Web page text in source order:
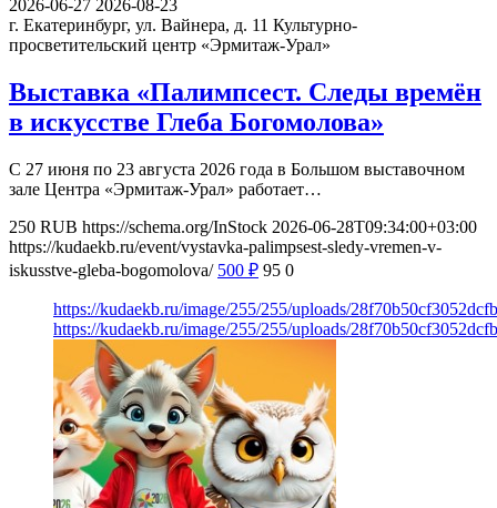
2026-06-27 2026-08-23
г. Екатеринбург, ул. Вайнера, д. 11 Культурно-
просветительский центр «Эрмитаж-Урал»
Выставка «Палимпсест. Следы времён
в искусстве Глеба Богомолова»
С 27 июня по 23 августа 2026 года в Большом выставочном
зале Центра «Эрмитаж-Урал» работает…
250 RUB https://schema.org/InStock 2026-06-28T09:34:00+03:00
https://kudaekb.ru/event/vystavka-palimpsest-sledy-vremen-v-
iskusstve-gleba-bogomolova/ 500 ₽ 95 0
https://kudaekb.ru/image/255/255/uploads/
https://kudaekb.ru/image/255/255/uploads/